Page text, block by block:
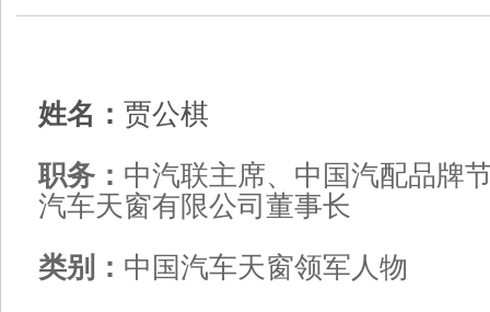
姓名： 贾公棋
职务： 中汽联主席、中国汽配品牌
汽车天窗有限公司董事长
类别： 中国汽车天窗领军人物